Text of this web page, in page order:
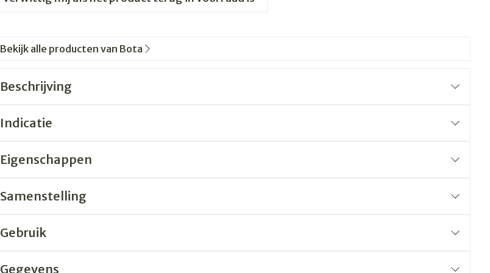
Bekijk alle producten van Bota
Beschrijving
Indicatie
Eigenschappen
Samenstelling
Gebruik
Gegevens